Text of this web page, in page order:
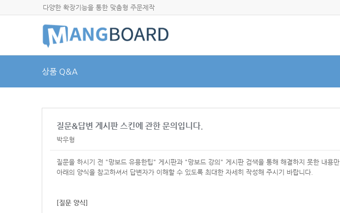
다양한 확장기능을 통한 맞춤형 주문제작
상품 Q&A
질문&답변 게시판 스킨에 관한 문의입니다.
박우형
질문을 하시기 전 "망보드 유용한팁" 게시판과 "망보드 강의" 게시판 검색을 통해 해결하지 못한 내용만
아래의 양식을 참고하셔서 답변자가 이해할 수 있도록 최대한 자세히 작성해 주시기 바랍니다.
[질문 양식]